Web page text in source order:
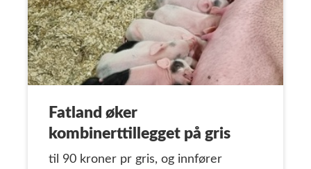
Fatland øker
kombinerttillegget på gris
til 90 kroner pr gris, og innfører